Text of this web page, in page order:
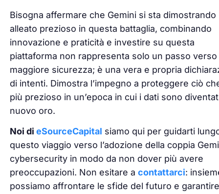
Bisogna affermare che Gemini si sta dimostrando
alleato prezioso in questa battaglia, combinando
innovazione e praticità e investire su questa
piattaforma non rappresenta solo un passo verso
maggiore sicurezza; è una vera e propria
di intenti. Dimostra l’impegno a proteggere ciò
più prezioso in un’epoca in cui i dati sono
nuovo oro.
Noi di eSourceCapital siamo qui per guidarti
questo viaggio verso l’adozione della coppia
cybersecurity in modo da non dover più avere
preoccupazioni. Non esitare a contattarci:
possiamo affrontare le sfide del futuro e